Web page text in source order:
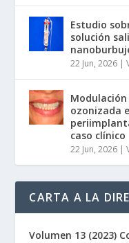
Estudio
solución
22 Jun, 2026 |
ozonizada
caso clínico
22 Jun, 2026 |
CARTA A LA
Volumen 13 (2023)